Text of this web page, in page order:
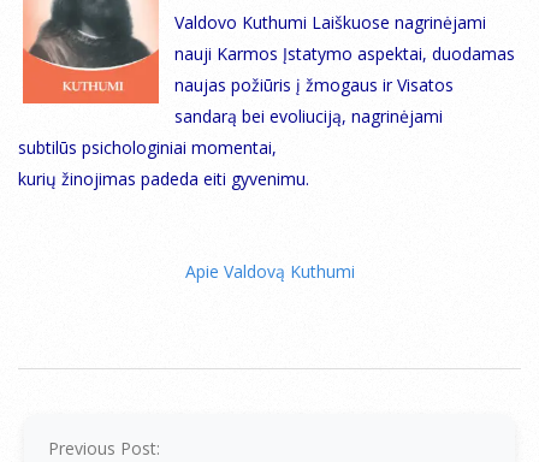
Valdovo Kuthumi Laiškuose nagrinėjami
nauji Karmos Įstatymo aspektai, duodamas
naujas požiūris į žmogaus ir Visatos
sandarą bei evoliuciją, nagrinėjami
subtilūs psichologiniai momentai,
kurių žinojimas padeda eiti gyvenimu.
Apie Valdovą Kuthumi
Previous Post: